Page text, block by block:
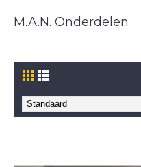
M.A.N. Onderdelen